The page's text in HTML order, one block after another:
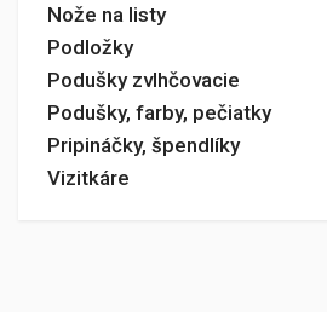
Nože na listy
Podložky
Podušky zvlhčovacie
Podušky, farby, pečiatky
Pripináčky, špendlíky
Vizitkáre